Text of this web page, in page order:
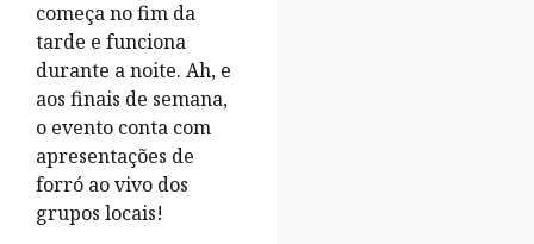
começa no fim da
tarde e funciona
durante a noite. Ah, e
aos finais de semana,
o evento conta com
apresentações de
forró ao vivo dos
grupos locais!